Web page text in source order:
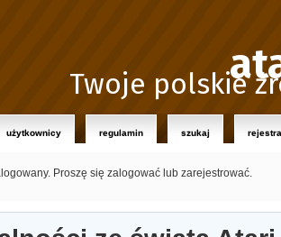
Twoje polskie
użytkownicy regulamin szukaj
Proszę się zalogować lub zarejestrować.